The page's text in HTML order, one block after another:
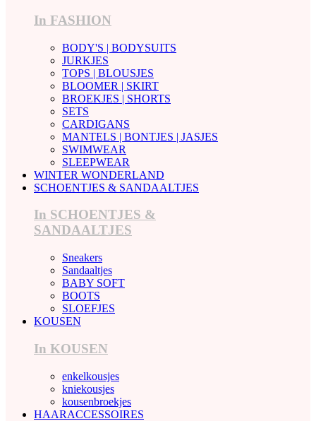
In FASHION
BODY'S | BODYSUITS
JURKJES
TOPS | BLOUSJES
BLOOMER | SKIRT
BROEKJES | SHORTS
SETS
CARDIGANS
MANTELS | BONTJES | JASJES
SWIMWEAR
SLEEPWEAR
WINTER WONDERLAND
SCHOENTJES & SANDAALTJES
In SCHOENTJES &
SANDAALTJES
Sneakers
Sandaaltjes
BABY SOFT
BOOTS
SLOEFJES
KOUSEN
In KOUSEN
enkelkousjes
kniekousjes
kousenbroekjes
HAARACCESSOIRES